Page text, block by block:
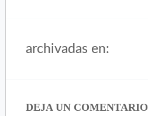
archivadas en:
DEJA UN COMENTARIO